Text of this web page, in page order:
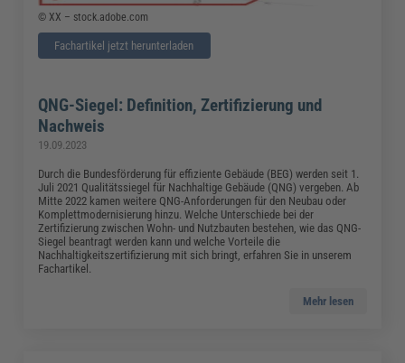
© XX – stock.adobe.com
Fachartikel jetzt herunterladen
QNG-Siegel: Definition, Zertifizierung und
Nachweis
19.09.2023
Durch die Bundesförderung für effiziente Gebäude (BEG) werden seit 1.
Juli 2021 Qualitätssiegel für Nachhaltige Gebäude (QNG) vergeben. Ab
Mitte 2022 kamen weitere QNG-Anforderungen für den Neubau oder
Komplettmodernisierung hinzu. Welche Unterschiede bei der
Zertifizierung zwischen Wohn- und Nutzbauten bestehen, wie das QNG-
Siegel beantragt werden kann und welche Vorteile die
Nachhaltigkeitszertifizierung mit sich bringt, erfahren Sie in unserem
Fachartikel.
Mehr lesen